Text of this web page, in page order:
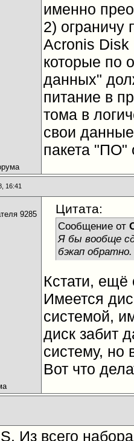
именно
2) ограничу
Acronis Disk
которые по
данных"
питание в
тома в
свои
пакета "ПО"
16:41
Цитата:
Сообщение от
Я бы вообще
бэкап обратно.
Кстати, ещё
Имеется
системой,
диск забит
систему, но
Вот что
Из всего